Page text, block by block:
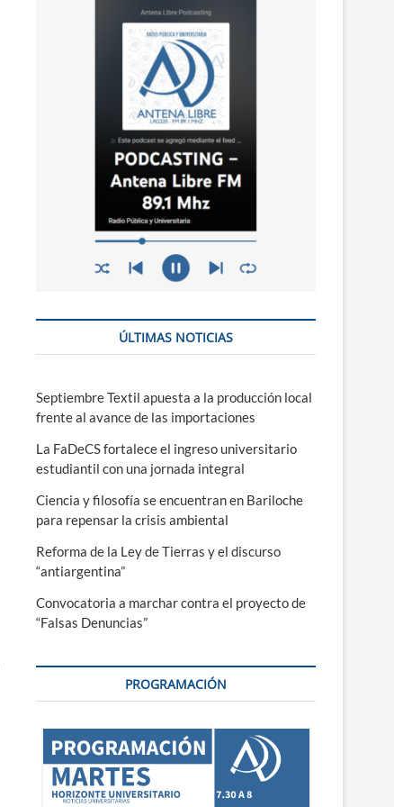
ÚLTIMAS NOTICIAS
Septiembre Textil apuesta a la producción local
frente al avance de las importaciones
La FaDeCS fortalece el ingreso universitario
estudiantil con una jornada integral
Ciencia y filosofía se encuentran en Bariloche
para repensar la crisis ambiental
Reforma de la Ley de Tierras y el discurso
“antiargentina”
Convocatoria a marchar contra el proyecto de
“Falsas Denuncias”
PROGRAMACIÓN